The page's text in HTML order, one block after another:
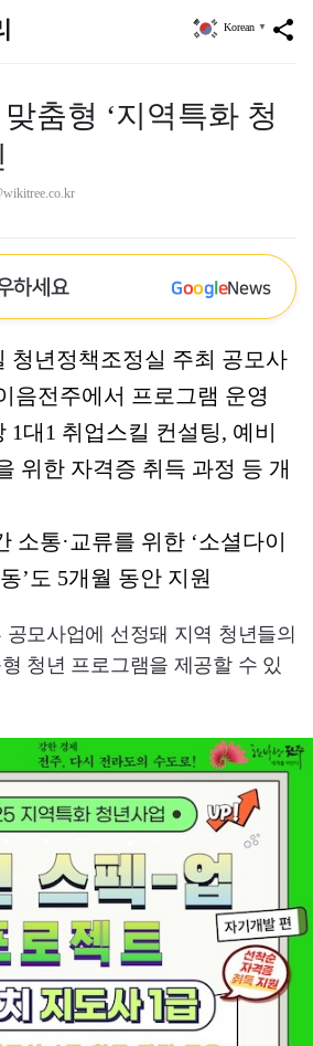
share
Korean ▼
춤형 ‘지역특화 청
하세요 GoogleNews
청년정책조정실 주최 공모사
음전주에서 프로그램 운영
1대1 취업스킬 컨설팅, 예비
위한 자격증 취득 과정 등 개
소통·교류를 위한 ‘소셜다이
’도 5개월 동안 지원
모사업에 선정돼 지역 청년들의
청년 프로그램을 제공할 수 있